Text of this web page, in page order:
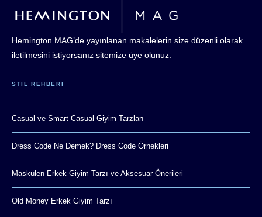
Hemington MAG’de yayınlanan makalelerin size düzenli olarak
iletilmesini istiyorsanız sitemize üye olunuz.
STIL REHBERI
Casual ve Smart Casual Giyim Tarzları
Dress Code Ne Demek? Dress Code Örnekleri
Maskülen Erkek Giyim Tarzı ve Aksesuar Önerileri
Old Money Erkek Giyim Tarzı